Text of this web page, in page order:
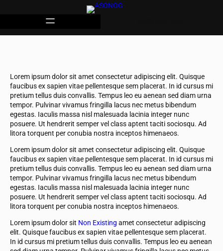
Lorem ipsum dolor sit amet consectetur adipiscing elit. Quisque
faucibus ex sapien vitae pellentesque sem placerat. In id cursus mi
pretium tellus duis convallis. Tempus leo eu aenean sed diam urna
tempor. Pulvinar vivamus fringilla lacus nec metus bibendum
egestas. Iaculis massa nisl malesuada lacinia integer nunc
posuere. Ut hendrerit semper vel class aptent taciti sociosqu. Ad
litora torquent per conubia nostra inceptos himenaeos.
Lorem ipsum dolor sit amet consectetur adipiscing elit. Quisque
faucibus ex sapien vitae pellentesque sem placerat. In id cursus mi
pretium tellus duis convallis. Tempus leo eu aenean sed diam urna
tempor. Pulvinar vivamus fringilla lacus nec metus bibendum
egestas. Iaculis massa nisl malesuada lacinia integer nunc
posuere. Ut hendrerit semper vel class aptent taciti sociosqu. Ad
litora torquent per conubia nostra inceptos himenaeos.
Lorem ipsum dolor sit Non Existing amet consectetur adipiscing
elit. Quisque faucibus ex sapien vitae pellentesque sem placerat.
In id cursus mi pretium tellus duis convallis. Tempus leo eu aenean